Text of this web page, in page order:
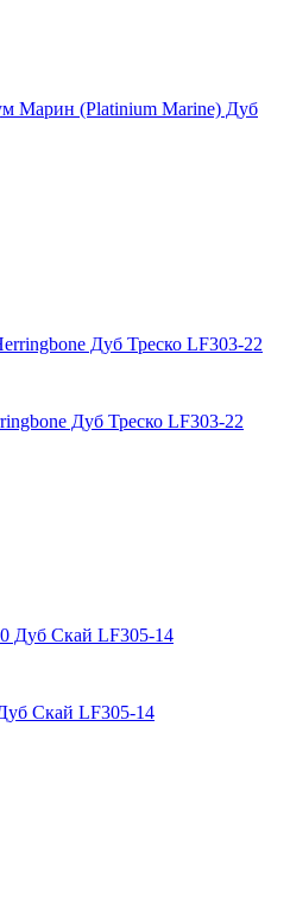
Марин (Platinium Marine) Дуб
Дуб Треско LF303-22
Скай LF305-14